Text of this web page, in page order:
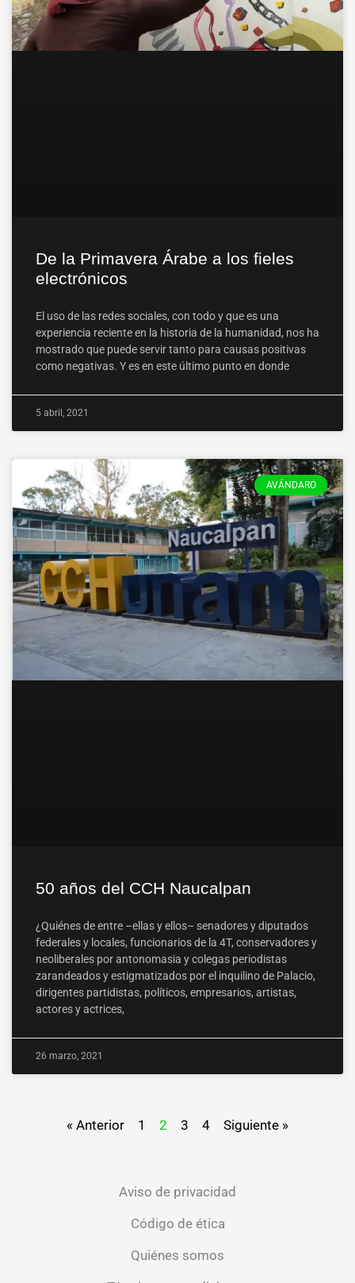
De la Primavera Árabe a los fieles
electrónicos
El uso de las redes sociales, con todo y que es una
experiencia reciente en la historia de la humanidad, nos ha
mostrado que puede servir tanto para causas positivas
como negativas. Y es en este último punto en donde
5 abril, 2021
AVÁNDARO
50 años del CCH Naucalpan
¿Quiénes de entre –ellas y ellos– senadores y diputados
federales y locales, funcionarios de la 4T, conservadores y
neoliberales por antonomasia y colegas periodistas
zarandeados y estigmatizados por el inquilino de Palacio,
dirigentes partidistas, políticos, empresarios, artistas,
actores y actrices,
26 marzo, 2021
« Anterior 1 2 3 4 Siguiente »
Aviso de privacidad
Código de ética
Quiénes somos